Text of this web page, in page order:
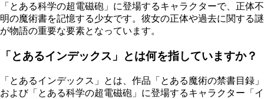
「とある科学の超電磁砲」に登場するキャラクターで、正体不
明の魔術書を記憶する少女です。彼女の正体や過去に関する謎
が物語の重要な要素となっています。
「とあるインデックス」とは何を指していますか？
「とあるインデックス」とは、作品「とある魔術の禁書目録」
および「とある科学の超電磁砲」に登場するキャラクター「イ